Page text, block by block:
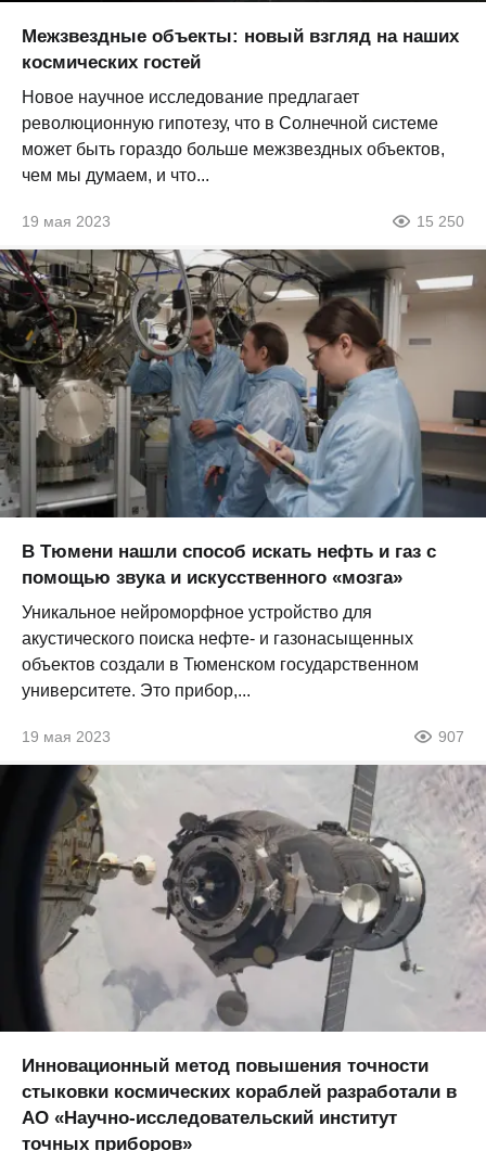
Межзвездные объекты: новый взгляд на наших
космических гостей
Новое научное исследование предлагает
революционную гипотезу, что в Солнечной системе
может быть гораздо больше межзвездных объектов,
чем мы думаем, и что...
19 мая 2023 15 250
В Тюмени нашли способ искать нефть и газ с
помощью звука и искусственного «мозга»
Уникальное нейроморфное устройство для
акустического поиска нефте- и газонасыщенных
объектов создали в Тюменском государственном
университете. Это прибор,...
19 мая 2023 907
Инновационный метод повышения точности
стыковки космических кораблей разработали в
АО «Научно-исследовательский институт
точных приборов»